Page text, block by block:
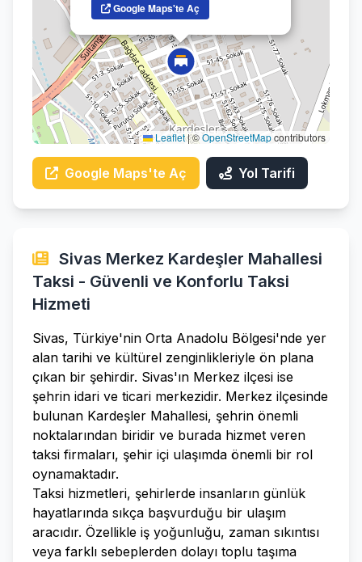
Google Maps'te Aç
Leaflet|©OpenStreetMapcontributors
Google Maps'te Aç Yol Tarifi
Sivas Merkez Kardeşler Mahallesi
Taksi - Güvenli ve Konforlu Taksi
Hizmeti
Sivas, Türkiye'nin Orta Anadolu Bölgesi'nde yer
alan tarihi ve kültürel zenginlikleriyle ön plana
çıkan bir şehirdir. Sivas'ın Merkez ilçesi ise
şehrin idari ve ticari merkezidir. Merkez ilçesinde
bulunan Kardeşler Mahallesi, şehrin önemli
noktalarından biridir ve burada hizmet veren
taksi firmaları, şehir içi ulaşımda önemli bir rol
oynamaktadır.
Taksi hizmetleri, şehirlerde insanların günlük
hayatlarında sıkça başvurduğu bir ulaşım
aracıdır. Özellikle iş yoğunluğu, zaman sıkıntısı
veya farklı sebeplerden dolayı toplu taşıma